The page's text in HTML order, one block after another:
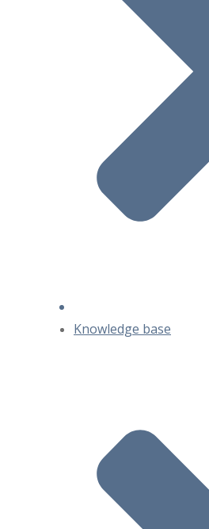
Knowledge base